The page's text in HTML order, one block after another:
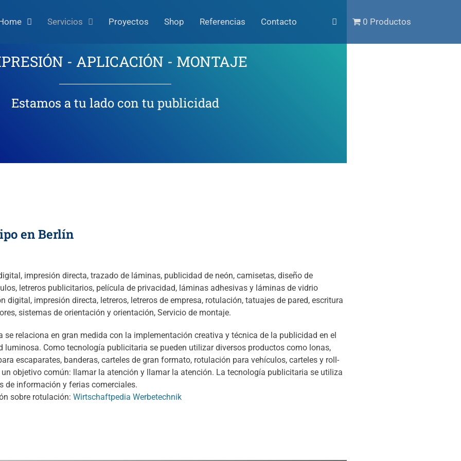
Servicios Proyectos Shop Referencias Contacto 0 Productos
- APLICACIÓN - MONTAJE
Estamos a tu lado con tu publicidad
en Berlín
impresión directa, trazado de láminas, publicidad de neón, camisetas, diseño de
letreros publicitarios, película de privacidad, láminas adhesivas y láminas de vidrio
digital, impresión directa, letreros, letreros de empresa, rotulación, tatuajes de pared, escritura
sistemas de orientación y orientación, Servicio de montaje.
relaciona en gran medida con la implementación creativa y técnica de la publicidad en el
luminosa. Como tecnología publicitaria se pueden utilizar diversos productos como lonas,
escaparates, banderas, carteles de gran formato, rotulación para vehículos, carteles y roll-
objetivo común: llamar la atención y llamar la atención. La tecnología publicitaria se utiliza
de información y ferias comerciales.
sobre rotulación: Wirtschaftpedia Werbetechnik